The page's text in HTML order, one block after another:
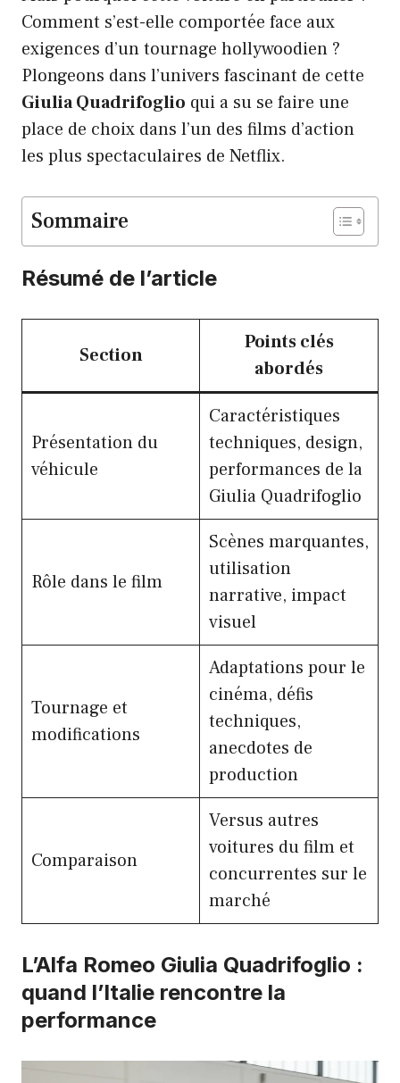
Comment s’est-elle comportée face aux
exigences d’un tournage hollywoodien ?
Plongeons dans l’univers fascinant de cette
Giulia Quadrifoglio qui a su se faire une
place de choix dans l’un des films d’action
les plus spectaculaires de Netflix.
Sommaire
Résumé de l’article
Section
Points clés
abordés
Présentation du
véhicule
Caractéristiques
techniques, design,
performances de la
Giulia Quadrifoglio
Rôle dans le film
Scènes marquantes,
utilisation
narrative, impact
visuel
Tournage et
modifications
Adaptations pour le
cinéma, défis
techniques,
anecdotes de
production
Comparaison
Versus autres
voitures du film et
concurrentes sur le
marché
L’Alfa Romeo Giulia Quadrifoglio :
quand l’Italie rencontre la
performance